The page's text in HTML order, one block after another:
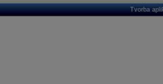
Tvorba